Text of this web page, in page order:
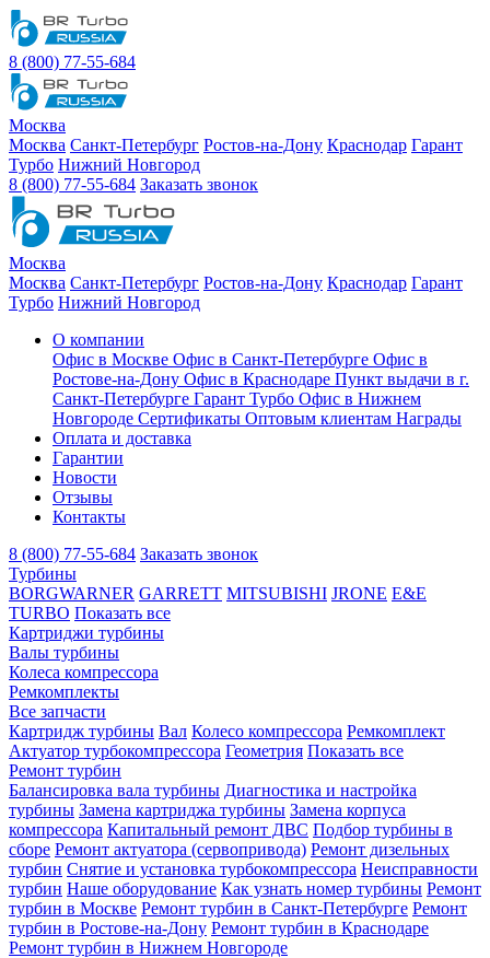
8 (800) 77-55-684
Москва
Москва Санкт-Петербург Ростов-на-Дону Краснодар Гарант
Турбо Нижний Новгород
8 (800) 77-55-684 Заказать звонок
Москва
Москва Санкт-Петербург Ростов-на-Дону Краснодар Гарант
Турбо Нижний Новгород
О компании
Офис в Москве Офис в Санкт-Петербурге Офис в
Ростове-на-Дону Офис в Краснодаре Пункт выдачи в г.
Санкт-Петербурге Гарант Турбо Офис в Нижнем
Новгороде Сертификаты Оптовым клиентам Награды
Оплата и доставка
Гарантии
Новости
Отзывы
Контакты
8 (800) 77-55-684 Заказать звонок
Турбины
BORGWARNER GARRETT MITSUBISHI JRONE E&E
TURBO Показать все
Картриджи турбины
Валы турбины
Колеса компрессора
Ремкомплекты
Все запчасти
Картридж турбины Вал Колесо компрессора Ремкомплект
Актуатор турбокомпрессора Геометрия Показать все
Ремонт турбин
Балансировка вала турбины Диагностика и настройка
турбины Замена картриджа турбины Замена корпуса
компрессора Капитальный ремонт ДВС Подбор турбины в
сборе Ремонт актуатора (сервопривода) Ремонт дизельных
турбин Снятие и установка турбокомпрессора Неисправности
турбин Наше оборудование Как узнать номер турбины Ремонт
турбин в Москве Ремонт турбин в Санкт-Петербурге Ремонт
турбин в Ростове-на-Дону Ремонт турбин в Краснодаре
Ремонт турбин в Нижнем Новгороде